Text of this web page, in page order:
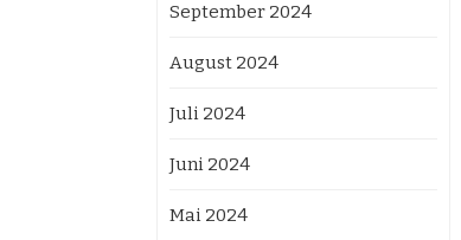
September 2024
August 2024
Juli 2024
Juni 2024
Mai 2024